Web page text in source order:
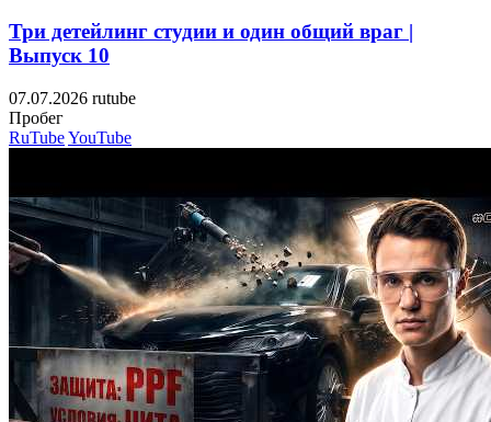
Три детейлинг студии и один общий враг |
Выпуск 10
07.07.2026 rutube
Пробе
RuTubeYouTube